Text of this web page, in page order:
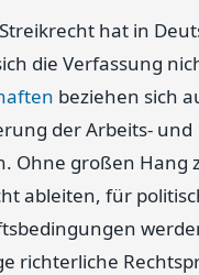
hat in
die Verfassung
beziehen sich
der Arbeits- und
Ohne großen Hang
ableiten, für
richterliche